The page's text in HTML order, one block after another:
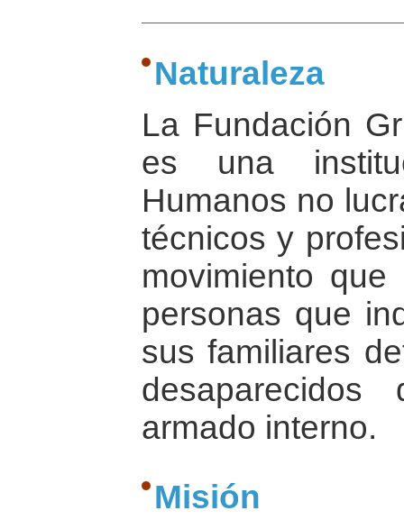
Naturaleza
La Fundación
es una
Humanos no
técnicos y
movimiento
personas que
sus familiares
armado interno.
Misión